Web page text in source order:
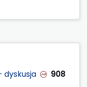
dyskusja
908